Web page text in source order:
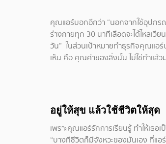
คุณแอร์บอกอีกว่า “นอกจากใช้อุปก
ร่างกายทุก 30 นาทีเลือดจะได้ไหล
วัน” ในส่วนเป้าหมายทำธุรกิจคุณแอร์
เห็น คือ คุณค่าของสิ่งนั้น ไม่ใช่ทำแล้วม
อยู่ให้สุข แล้วใช้ชีวิตให้สุด
เพราะคุณแอร์รักการเรียนรู้ ทำให้เธ
“บางทีชีวิตก็มีจังหวะของมันเอง ที่แ